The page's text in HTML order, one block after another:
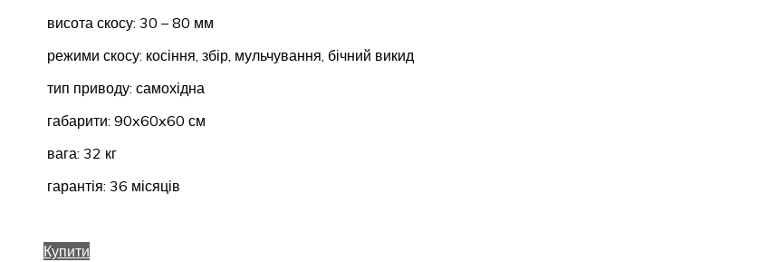
висота скосу: 30 – 80 мм
режими скосу: косіння, збір, мульчування, бічний викид
тип приводу: самохідна
габарити: 90x60x60 см
вага: 32 кг
гарантія: 36 місяців
Купити